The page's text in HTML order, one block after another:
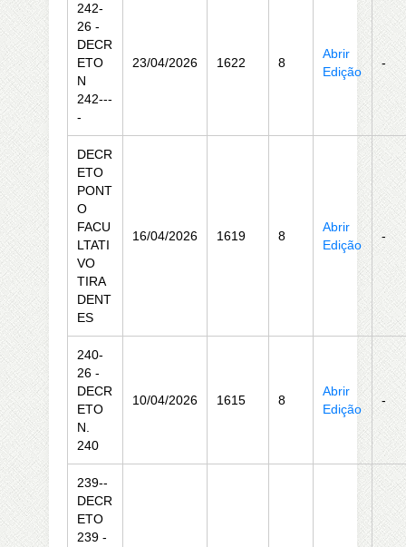
242-
26 -
DECR
ETO
N
242---
-
23/04/2026 1622 8
Abrir
Edição
-
DECR
ETO
PONT
O
FACU
LTATI
VO
TIRA
DENT
ES
16/04/2026 1619 8
Abrir
Edição
-
240-
26 -
DECR
ETO
N.
240
10/04/2026 1615 8
Abrir
Edição
-
239--
DECR
ETO
239 -